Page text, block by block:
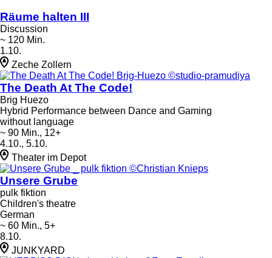
Räume halten III
Discussion
~ 120 Min.
1.10.
Zeche Zollern
The Death At The Code!
Brig Huezo
Hybrid Performance between Dance and Gaming
without language
~ 90 Min., 12+
4.10., 5.10.
Theater im Depot
Unsere Grube
pulk fiktion
Children's theatre
German
~ 60 Min., 5+
8.10.
JUNKYARD